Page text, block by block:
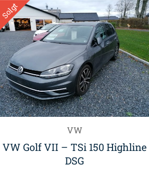
Solgt
VW
VW Golf VII – TSi 150 Highline
DSG